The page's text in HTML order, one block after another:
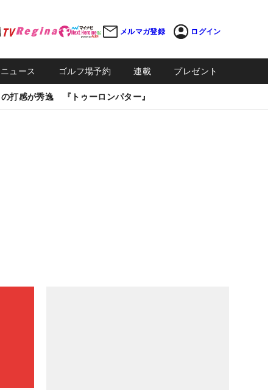
メルマガ登録 ログイン
ュース ゴルフ場予約 連載 プレゼント
打感が秀逸 『トゥーロンパター』